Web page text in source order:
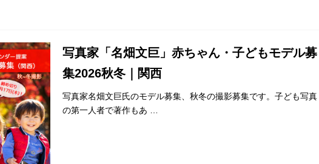
写真家「名畑文巨」赤ちゃん・子どもモデル募
集2026秋冬｜関西
写真家名畑文巨氏のモデル募集、秋冬の撮影募集です。子ども写真
の第一人者で著作もあ